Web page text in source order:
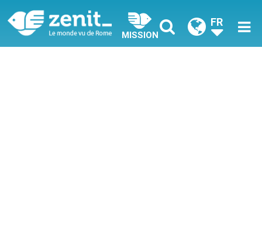
MISSION
FR